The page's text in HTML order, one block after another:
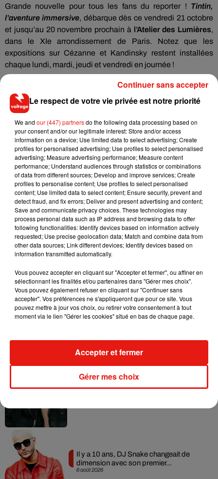
Grande nouvelle pour tous les fans du reporter ! Tintin,
l’aventure immersive, débarque dès ce vendredi 21 octobre
et jusqu’au 20 novembre prochain à l’Atelier des Lumières,
dans le XIe arrondissement de Paris. Notez que les
expositions sur Cézanne et Kandinsky restent installées
chaque lundi, mardi, jeudi et vendredi en journée !
Une grande brocante pour les
passionnés de sport
Et puis voilà un rendez-vous à ne pas manquer pour les
passionnés de sport ! So Foot et Trashtalk remettent le
couvert pour leur grandebrocante. Elle se tiendra ce
dimanche 23 octobre, de 9h à 19h, au Ground Control
Paris. La cinquantaine d’exposants et de collectionneurs y
vendronttout type de vêtements et de goodiesdans les
domaines du foot, du rugby, du basket et d’encore bien
d’autres sports… Notez quel’entrée est libre, il suffit
simplement de vousinscrire ici.
Voltage vous souhaite de passer un agréable week-end !
Musique
7 août 2026
Angèle et Amélie Lens dévoilent leur
6 août 2026
Il y a 10 ans, DJ Snake changeait de
dimension avec son premier...
Le respect de votre vie privée est notre priorité
We and our (447) partnersdo the following data processing based on
your consent and/or our legitimate interest: Store and/or access
information on a device; Use limited data to select advertising; Create
profiles for personalised advertising; Use profiles to select personalised
advertising; Measure advertising performance; Measure content
performance; Understand audiences through statistics or combinations
of data from different sources; Develop and improve services; Create
profiles to personalise content; Use profiles to select personalised
content; Use limited data to select content; Ensure security, prevent and
detect fraud, and fix errors; Deliver and present advertising and content;
Save and communicate privacy choices. These technologies may
process personal data such as IP address and browsing data to offer
following functionalities: Identify devices based on information actively
requested; Use precise geolocation data; Match and combine data from
other data sources; Link different devices; Identify devices based on
information transmitted automatically.
Vous pouvez accepter en cliquant sur "Accepter et fermer", ou affiner en
sélectionnant les finalités et/ou partenaires dans "Gérer mes choix".
Vous pouvez également refuser en cliquant sur "Continuer sans
accepter". Vos préférences ne s'appliqueront que pour ce site. Vous
pouvez mettre à jour vos choix, ou retirer votre consentement à tout
moment via le lien "Gérer les cookies" situé en bas de chaque page.
Gérer mes choix
Accepter et fermer
Continuer sans accepter